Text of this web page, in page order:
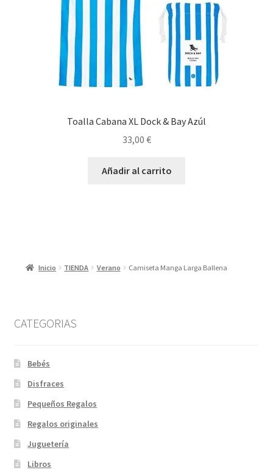
Toalla Cabana XL Dock & Bay Azúl
33,00 €
Añadir al carrito
Inicio TIENDA Verano Camiseta Manga Larga Ballena
CATEGORIAS
Bebés
Disfraces
Pequeños Regalos
Regalos originales
Juguetería
Libros